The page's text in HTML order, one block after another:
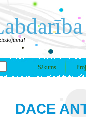
Sākums
DACE